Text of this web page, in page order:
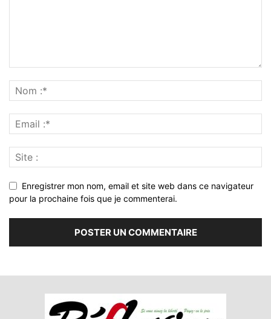
Enregistrer mon nom, email et site web dans ce navigateur
pour la prochaine fois que je commenterai.